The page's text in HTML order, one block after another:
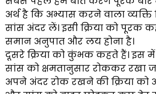
अर्थ है कि अभ्यास करने वाला व्यक्ति
सांस अंदर लें। इसी क्रिया को पूरक
समान अनुपात और लय होना है।
दूसरे क्रिया को कुंभक कहते हैं। इस
सांस को क्षमतानुसार रोककर रखा
अपने अंदर रोक रखने की क्रिया